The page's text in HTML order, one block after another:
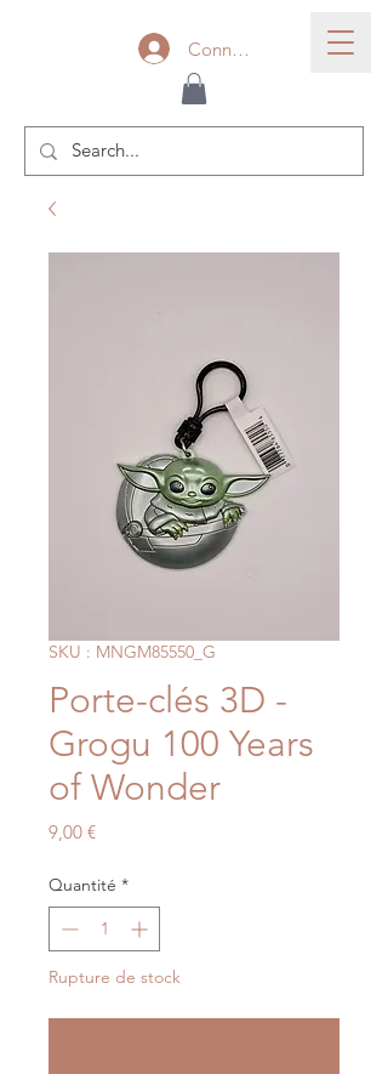
Connexion
SKU : MNGM85550_G
Porte-clés 3D -
Grogu 100 Years
of Wonder
9,00 €Prix
Quantité *
Rupture de stock